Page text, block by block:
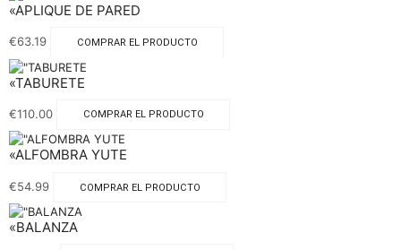
«APLIQUE DE PARED
€63.19 COMPRAR EL PRODUCTO
«TABURETE
€110.00 COMPRAR EL PRODUCTO
«ALFOMBRA YUTE
€54.99 COMPRAR EL PRODUCTO
«BALANZA